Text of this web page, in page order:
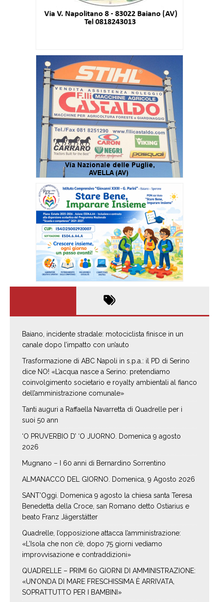
Baiano, incidente stradale: motociclista finisce in un
canale dopo l’impatto con un’auto
Trasformazione di ABC Napoli in s.p.a.: il PD di Serino
dice NO! «L’acqua nasce a Serino: pretendiamo
coinvolgimento societario e royalty ambientali al fianco
dell’amministrazione comunale»
Tanti auguri a Raffaella Navarretta di Quadrelle per i
suoi 50 ann
‘O PRUVERBIO D’ ‘O JUORNO. Domenica 9 agosto
2026
Mugnano – I 60 anni di Bernardino Sorrentino
ALMANACCO DEL GIORNO. Domenica, 9 Agosto 2026
SANT’Oggi. Domenica 9 agosto la chiesa santa Teresa
Benedetta della Croce, san Romano detto Ostiarius e
beato Franz Jägerstätter
Quadrelle, l’opposizione attacca l’amministrazione:
«L’Isola che non c’è, dopo 75 giorni vediamo
improvvisazione e contraddizioni»
QUADRELLE – PRIMI 60 GIORNI DI AMMINISTRAZIONE:
«UN’ONDA DI MARE FRESCHISSIMA È ARRIVATA,
SOPRATTUTTO PER I BAMBINI»